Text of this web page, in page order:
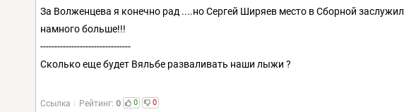
За Волженцева я конечно рад ....но Сергей Ширяев место в Сборной заслужил
намного больше!!!
--------------------------------
Сколько еще будет Вяльбе разваливать наши лыжи ?
Ссылка Рейтинг: 0 0 0